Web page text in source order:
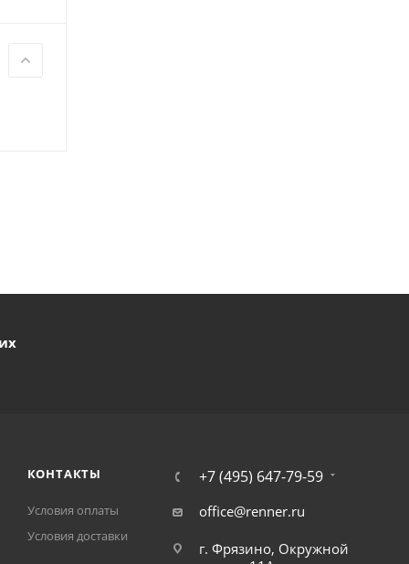
КОНТАКТЫ
Условия оплаты
Условия доставки
+7 (495) 647-79-59
office@renner.ru
г. Фрязино, Окружной